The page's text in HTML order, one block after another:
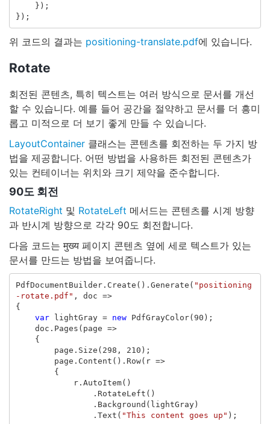
});
});
위 코드의 결과는 positioning-translate.pdf에 있습니다.
Rotate
회전된 콘텐츠, 특히 텍스트는 여러 방식으로 문서를 개선
할 수 있습니다. 예를 들어 공간을 절약하고 문서를 더 흥미
롭고 미적으로 더 보기 좋게 만들 수 있습니다.
LayoutContainer 클래스는 콘텐츠를 회전하는 두 가지 방
법을 제공합니다. 어떤 방법을 사용하든 회전된 콘텐츠가
있는 컨테이너는 위치와 크기 제약을 준수합니다.
90도 회전
RotateRight 및 RotateLeft 메서드는 콘텐츠를 시계 방향
과 반시계 방향으로 각각 90도 회전합니다.
다음 코드는 मुख्य 페이지 콘텐츠 옆에 세로 텍스트가 있는
문서를 만드는 방법을 보여줍니다.
PdfDocumentBuilder. Create (). Generate ( "positioning
-rotate.pdf" , doc =>
{
var
lightGray = new PdfGrayColor( 90 );
doc . Pages ( page =>
{
page . Size ( 298 , 210 );
page . Content (). Row( r =>
{
r. AutoItem()
. RotateLeft ()
. Background ( lightGray)
. Text ( "This content goes up" );